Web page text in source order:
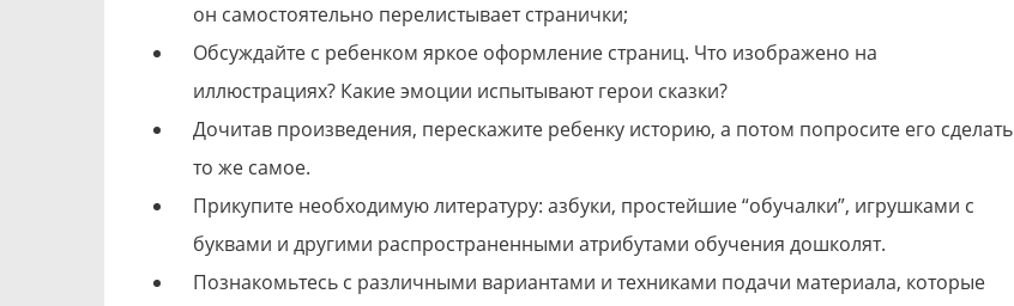
он самостоятельно перелистывает странички;
Обсуждайте с ребенком яркое оформление страниц. Что изображено на
иллюстрациях? Какие эмоции испытывают герои сказки?
Дочитав произведения, перескажите ребенку историю, а потом попросите его сделать
то же самое.
Прикупите необходимую литературу: азбуки, простейшие “обучалки”, игрушками с
буквами и другими распространенными атрибутами обучения дошколят.
Познакомьтесь с различными вариантами и техниками подачи материала, которые